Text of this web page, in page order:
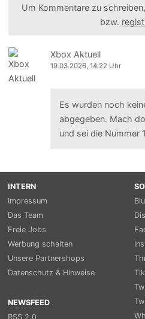
Um Kommentare zu
bzw.
Xbox Aktuell
19.03.2026, 14:22 Uhr
Es wurden noch
abgegeben. Mach
und sei die Nummer
INTERN
Impressum
Das Team
Freie Jobs
Werbung schalten
Unsere Partnershops
Datenschutz & Hinweise
NEWSFEED
RSS 2.0